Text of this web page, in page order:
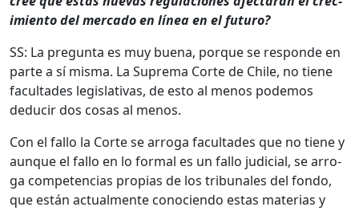
imien­to del mer­ca­do en línea en el futuro?
SS: La pre­gun­ta es muy bue­na, porque se responde en
parte a sí mis­ma. La Supre­ma Corte de Chile, no tiene
fac­ul­tades leg­isla­ti­vas, de esto al menos podemos
deducir dos cosas al menos.
Con el fal­lo la Corte se arro­ga fac­ul­tades que no tiene y
aunque el fal­lo en lo for­mal es un fal­lo judi­cial, se arro­
ga com­pe­ten­cias propias de los tri­bunales del fon­do,
que están actual­mente cono­cien­do estas mate­rias y